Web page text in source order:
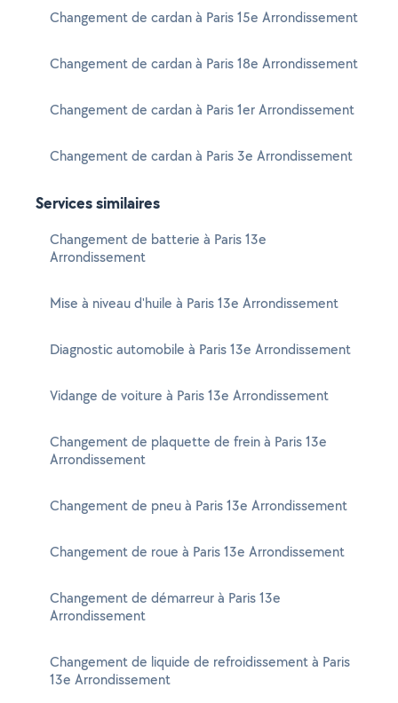
Changement de cardan à Paris 15e Arrondissement
Changement de cardan à Paris 18e Arrondissement
Changement de cardan à Paris 1er Arrondissement
Changement de cardan à Paris 3e Arrondissement
Services similaires
Changement de batterie à Paris 13e
Arrondissement
Mise à niveau d'huile à Paris 13e Arrondissement
Diagnostic automobile à Paris 13e Arrondissement
Vidange de voiture à Paris 13e Arrondissement
Changement de plaquette de frein à Paris 13e
Arrondissement
Changement de pneu à Paris 13e Arrondissement
Changement de roue à Paris 13e Arrondissement
Changement de démarreur à Paris 13e
Arrondissement
Changement de liquide de refroidissement à Paris
13e Arrondissement